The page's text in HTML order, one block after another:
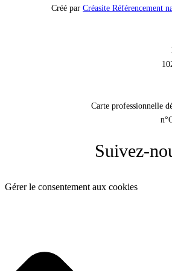
Créé par Créasite Référencement
Carte professionnelle
Suivez-
Gérer le consentement aux cookies